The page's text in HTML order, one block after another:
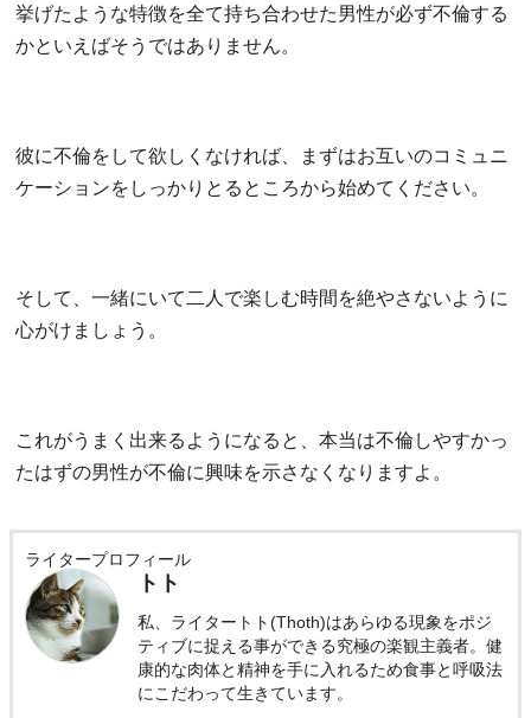
挙げたような特徴を全て持ち合わせた男性が必ず不倫する
かといえばそうではありません。
彼に不倫をして欲しくなければ、まずはお互いのコミュニ
ケーションをしっかりとるところから始めてください。
そして、一緒にいて二人で楽しむ時間を絶やさないように
心がけましょう。
これがうまく出来るようになると、本当は不倫しやすかっ
たはずの男性が不倫に興味を示さなくなりますよ。
ライタープロフィール
トト
私、ライタートト(Thoth)はあらゆる現象をポジ
ティブに捉える事ができる究極の楽観主義者。健
康的な肉体と精神を手に入れるため食事と呼吸法
にこだわって生きています。